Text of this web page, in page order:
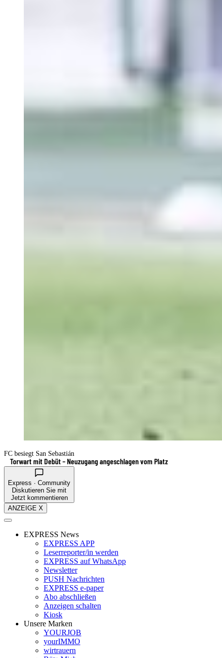
FC besiegt San Sebastián
Torwart mit Debüt – Neuzugang angeschlagen vom Platz
Express · Community
Diskutieren Sie mit
Jetzt kommentieren
ANZEIGE X
EXPRESS News
EXPRESS APP
Leserreporter/in werden
EXPRESS auf WhatsApp
Newsletter
PUSH Nachrichten
EXPRESS e-paper
Abo abschließen
Anzeigen schalten
Kiosk
Unsere Marken
YOURJOB
yourIMMO
wirtrauern